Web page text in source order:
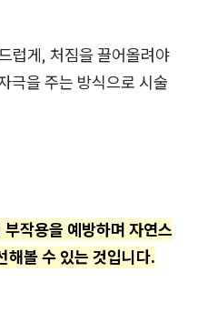
럽게, 처짐을 끌어올려야
극을 주는 방식으로 시술
작용을 예방하며 자연스
해볼 수 있는 것입니다.